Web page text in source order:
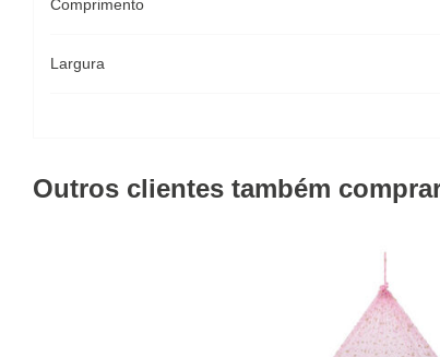
Comprimento
Largura
Outros clientes também